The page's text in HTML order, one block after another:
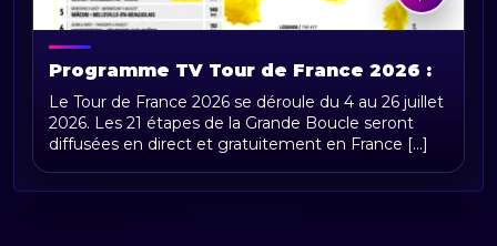
Programme TV Tour de France 2026 :
horaires, chaînes et diffusion en direct
Le Tour de France 2026 se déroule du 4 au 26 juillet
2026. Les 21 étapes de la Grande Boucle seront
diffusées en direct et gratuitement en France [...]